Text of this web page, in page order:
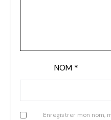
NOM *
Enregistrer mon nom,